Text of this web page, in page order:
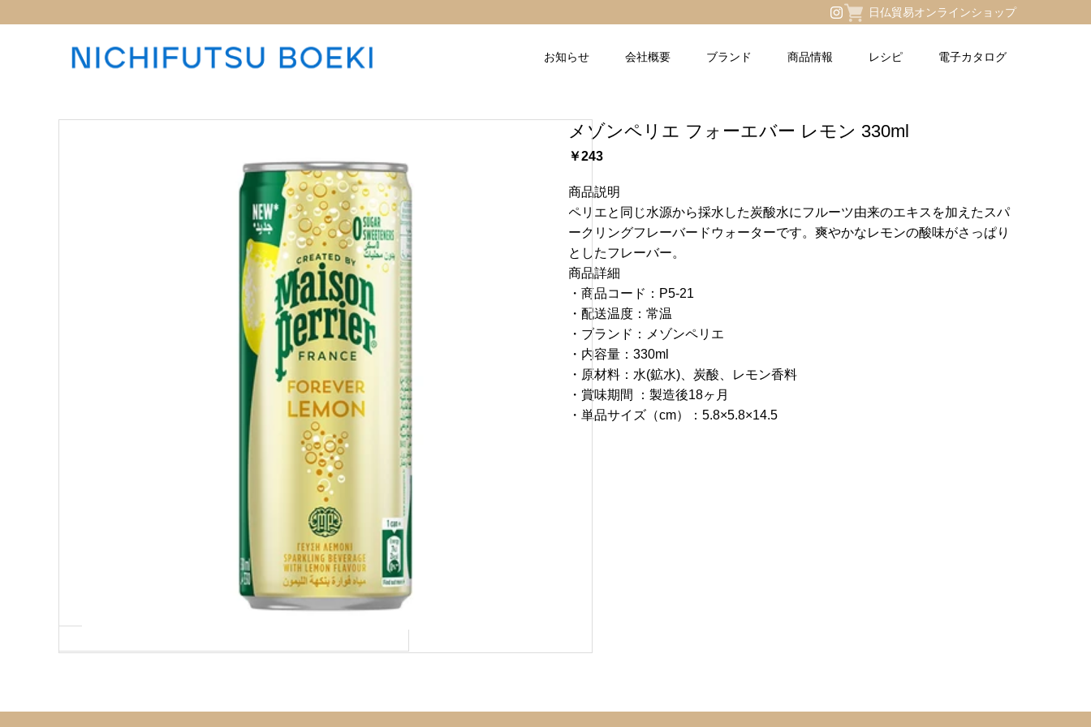
日仏貿易オンラインショップ
お知らせ 会社概要 ブランド 商品情報 レシピ 電子カタログ
メゾンペリエ フォーエバー レモン 330ml
￥243
商品説明
ペリエと同じ水源から採水した炭酸水にフルーツ由来のエキスを加えたスパ
ークリングフレーバードウォーターです。爽やかなレモンの酸味がさっぱり
としたフレーバー。
商品詳細
・商品コード：P5-21
・配送温度：常温
・ブランド：メゾンペリエ
・内容量：330ml
・原材料： 水(鉱水)、炭酸、レモン香料
・賞味期間 ：製造後18ヶ月
・単品サイズ（cm）：5.8×5.8×14.5